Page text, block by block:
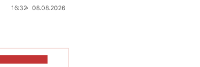
16:32 08.08.2026